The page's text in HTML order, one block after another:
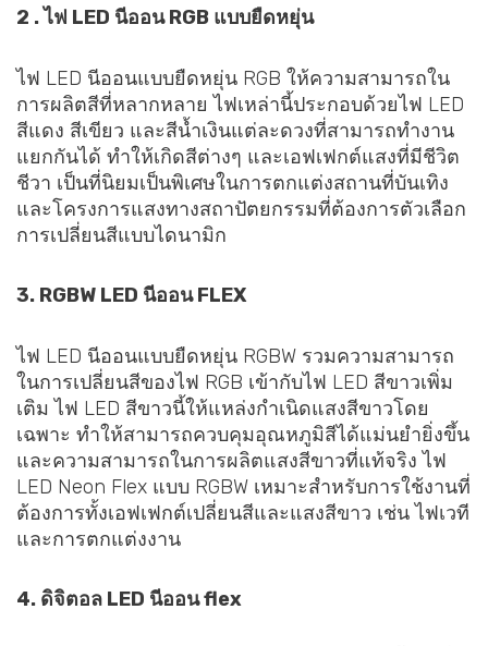
2 . ไฟ LED นีออน RGB แบบยืดหยุ่น
ไฟ LED นีออนแบบยืดหยุ่น RGB ให้ความสามารถใน
การผลิตสีที่หลากหลาย ไฟเหล่านี้ประกอบด้วยไฟ LED
สีแดง สีเขียว และสีน้ำเงินแต่ละดวงที่สามารถทำงาน
แยกกันได้ ทำให้เกิดสีต่างๆ และเอฟเฟกต์แสงที่มีชีวิต
ชีวา เป็นที่นิยมเป็นพิเศษในการตกแต่งสถานที่บันเทิง
และโครงการแสงทางสถาปัตยกรรมที่ต้องการตัวเลือก
การเปลี่ยนสีแบบไดนามิก
3. RGBW LED นีออน FLEX
ไฟ LED นีออนแบบยืดหยุ่น RGBW รวมความสามารถ
ในการเปลี่ยนสีของไฟ RGB เข้ากับไฟ LED สีขาวเพิ่ม
เติม ไฟ LED สีขาวนี้ให้แหล่งกำเนิดแสงสีขาวโดย
เฉพาะ ทำให้สามารถควบคุมอุณหภูมิสีได้แม่นยำยิ่งขึ้น
และความสามารถในการผลิตแสงสีขาวที่แท้จริง ไฟ
LED Neon Flex แบบ RGBW เหมาะสำหรับการใช้งานที่
ต้องการทั้งเอฟเฟกต์เปลี่ยนสีและแสงสีขาว เช่น ไฟเวที
และการตกแต่งงาน
4. ดิจิตอล LED นีออน flex